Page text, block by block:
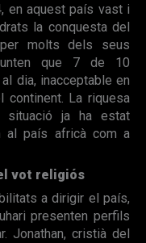
en aquest país vast i
la conquesta del
molts dels seus
que 7 de 10
dia, inacceptable en
La riquesa
ja ha estat
al país africà com a
vot religiós
a dirigir el país,
presenten perfils
Jonathan, cristià del